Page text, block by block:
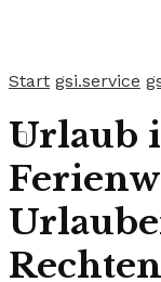
Start gsi.service
Urlaub